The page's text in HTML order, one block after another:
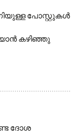
പോസ്റ്റുകള്‍
കഴിഞ്ഞു
ദോശ